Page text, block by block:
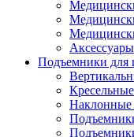
Подъемники для
Наклонные